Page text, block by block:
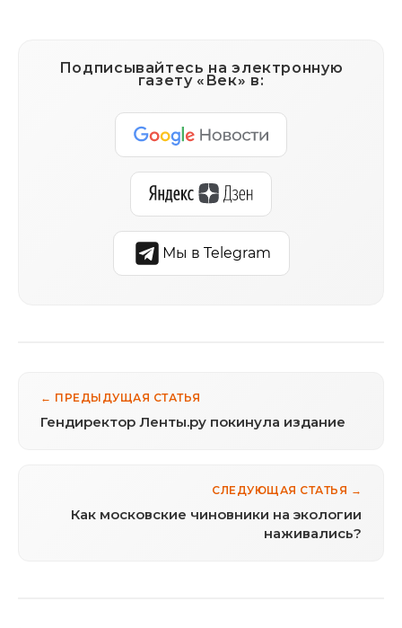
Подписывайтесь на электронную
газету «Век» в:
Мы в Telegram
← ПРЕДЫДУЩАЯ СТАТЬЯ
Гендиректор Ленты.ру покинула издание
СЛЕДУЮЩАЯ СТАТЬЯ →
Как московские чиновники на экологии
наживались?